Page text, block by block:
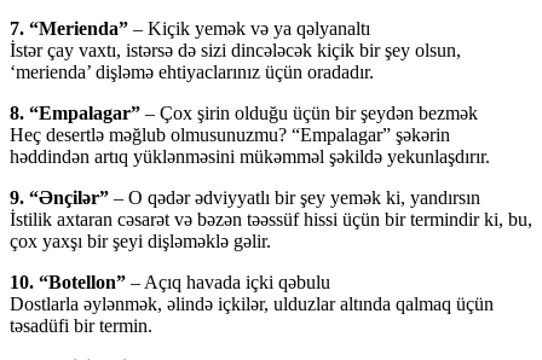
7. “Merienda” – Kiçik yemək və ya qəlyanaltı
İstər çay vaxtı, istərsə də sizi dincələcək kiçik bir şey olsun,
‘merienda’ dişləmə ehtiyaclarınız üçün oradadır.
8. “Empalagar” – Çox şirin olduğu üçün bir şeydən bezmək
Heç desertlə məğlub olmusunuzmu? “Empalagar” şəkərin
həddindən artıq yüklənməsini mükəmməl şəkildə yekunlaşdırır.
9. “Ənçilər” – O qədər ədviyyatlı bir şey yemək ki, yandırsın
İstilik axtaran cəsarət və bəzən təəssüf hissi üçün bir termindir ki, bu,
çox yaxşı bir şeyi dişləməklə gəlir.
10. “Botellon” – Açıq havada içki qəbulu
Dostlarla əylənmək, əlində içkilər, ulduzlar altında qalmaq üçün
təsadüfi bir termin.